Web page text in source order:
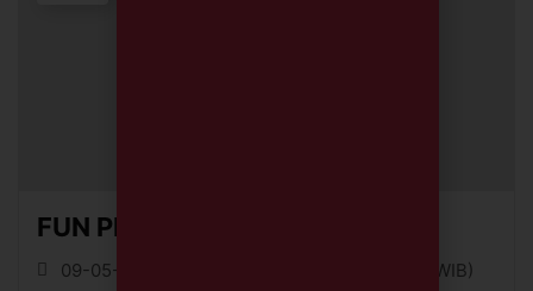
FUN PLAY DATE 9 MEI 2026
09-05-26 || 09:00 (WIB) - 09-05-26 || 10:00 (WIB)